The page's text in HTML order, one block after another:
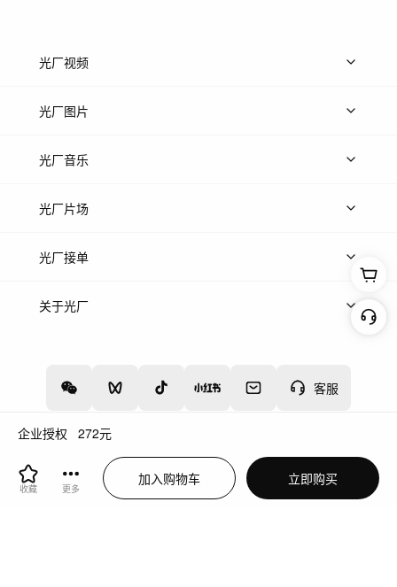
企业授权 272元
收藏 更多
加入购物车 立即购买
客服
光厂视频
上传视频
光厂图片
上传图片
光厂音乐
热门音乐
光厂片场
上传案例
光厂接单
上架服务
关于光厂
增值电信业务经营许可证：川B2-20160192 蜀ICP备12020238号-4
川公网安备51019002000262
违法和不良信息举报中心